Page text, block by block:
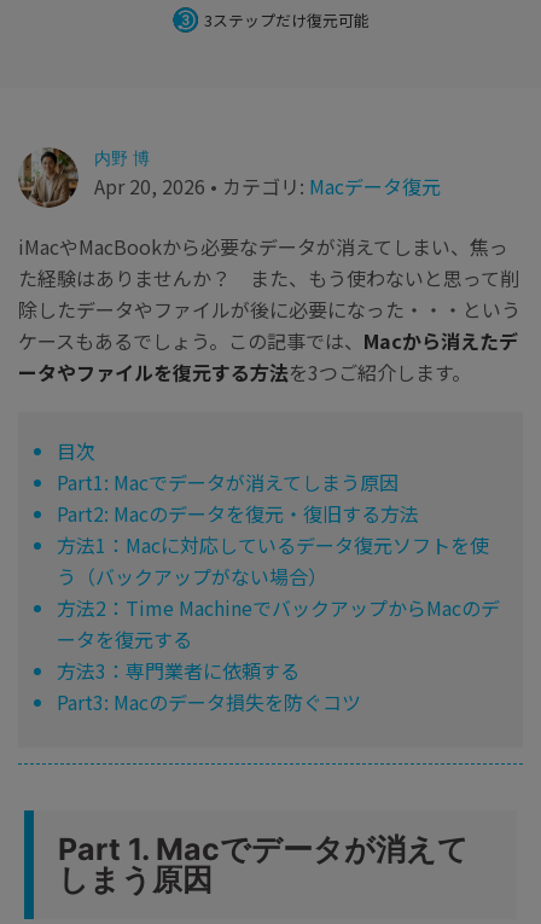
3ステップだけ復元可能
内野 博
Apr 20, 2026 • カテゴリ: Macデータ復元
iMacやMacBookから必要なデータが消えてしまい、焦っ
た経験はありませんか？ また、もう使わないと思って削
除したデータやファイルが後に必要になった・・・という
ケースもあるでしょう。この記事では、 Macから消えたデ
ータやファイルを復元する方法を3つご紹介します。
目次
Part1: Macでデータが消えてしまう原因
Part2: Macのデータを復元・復旧する方法
方法1：Macに対応しているデータ復元ソフトを使
う（バックアップがない場合）
方法2：Time MachineでバックアップからMacのデ
ータを復元する
方法3：専門業者に依頼する
Part3: Macのデータ損失を防ぐコツ
Part 1. Macでデータが消えて
しまう原因